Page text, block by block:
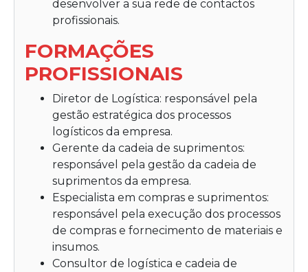
desenvolver a sua rede de contactos
profissionais.
FORMAÇÕES
PROFISSIONAIS
Diretor de Logística: responsável pela
gestão estratégica dos processos
logísticos da empresa.
Gerente da cadeia de suprimentos:
responsável pela gestão da cadeia de
suprimentos da empresa.
Especialista em compras e suprimentos:
responsável pela execução dos processos
de compras e fornecimento de materiais e
insumos.
Consultor de logística e cadeia de